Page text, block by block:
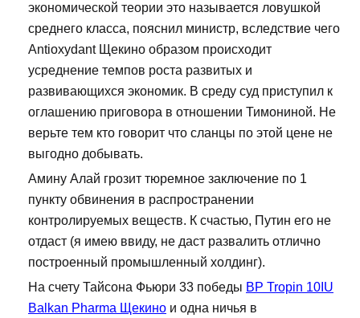
экономической теории это называется ловушкой
среднего класса, пояснил министр, вследствие чего
Antioxydant Щекино образом происходит
усреднение темпов роста развитых и
развивающихся экономик. В среду суд приступил к
оглашению приговора в отношении Тимониной. Не
верьте тем кто говорит что сланцы по этой цене не
выгодно добывать.
Амину Алай грозит тюремное заключение по 1
пункту обвинения в распространении
контролируемых веществ. К счастью, Путин его не
отдаст (я имею ввиду, не даст развалить отлично
построенный промышленный холдинг).
На счету Тайсона Фьюри 33 победы BP Tropin 10IU
Balkan Pharma Щекино и одна ничья в